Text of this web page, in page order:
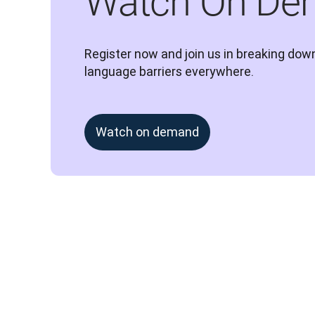
Register now and join us in breaking
language barriers everywhere.
Watch on demand